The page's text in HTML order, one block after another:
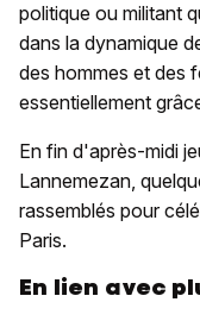
politique ou militant
dans la dynamique
des hommes et des
essentiellement
En fin d'après-midi
Lannemezan,
rassemblés pour
Paris.
En lien avec